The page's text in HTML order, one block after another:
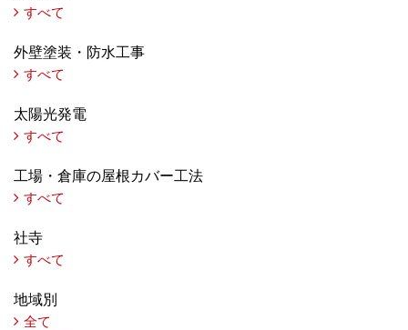
すべて
外壁塗装・防水工事
すべて
太陽光発電
すべて
工場・倉庫の屋根カバー工法
すべて
社寺
すべて
地域別
全て